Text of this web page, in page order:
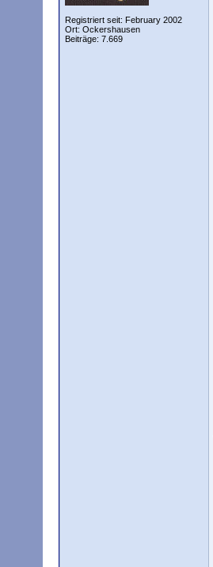
Registriert seit: February 2002
Ort: Ockershausen
Beiträge: 7.669